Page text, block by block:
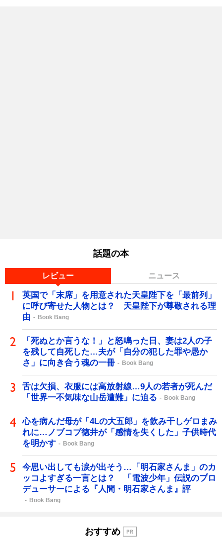
話題の本
レビュー ニュース
英国で「末席」を用意された天皇陛下を「最前列」
に呼び寄せた人物とは？ 天皇陛下が尊敬される理
由
Book Bang
「死ぬとか言うな！」と怒鳴った日、妻は2人の子
を残して自死した…夫が「自分の犯した罪や愚か
さ」に向き合う魂の一冊
Book Bang
舌は欠損、衣服には高放射線…9人の若者が死んだ
「世界一不気味な山岳遭難」に迫る
Book Bang
心を病んだ母が「4Lの大五郎」を飲み干しゲロまみ
れに…ノブコブ徳井が「感情を失くした」子供時代
を明かす
Book Bang
今思い出しても涙が出そう…「明石家さんま」のカ
ッコよすぎる一言とは？ 「電波少年」伝説のプロ
デューサーによる『人間・明石家さんま』評
Book Bang
おすすめ